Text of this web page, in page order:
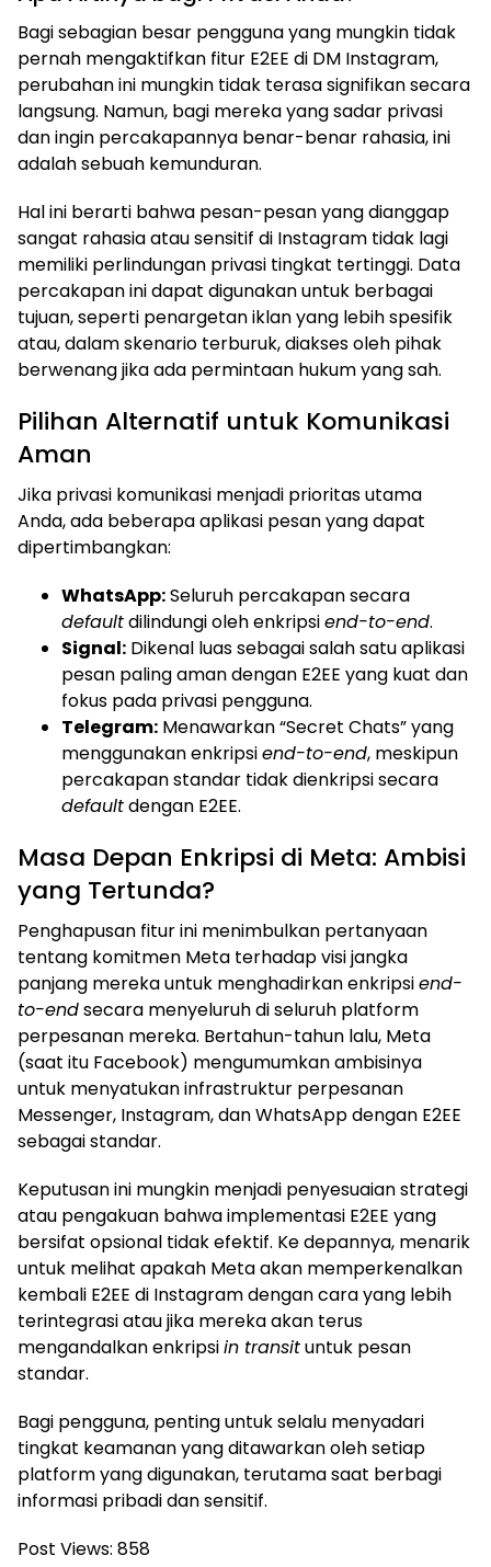
Bagi sebagian besar pengguna yang mungkin tidak
pernah mengaktifkan fitur E2EE di DM Instagram,
perubahan ini mungkin tidak terasa signifikan secara
langsung. Namun, bagi mereka yang sadar privasi
dan ingin percakapannya benar-benar rahasia, ini
adalah sebuah kemunduran.
Hal ini berarti bahwa pesan-pesan yang dianggap
sangat rahasia atau sensitif di Instagram tidak lagi
memiliki perlindungan privasi tingkat tertinggi. Data
percakapan ini dapat digunakan untuk berbagai
tujuan, seperti penargetan iklan yang lebih spesifik
atau, dalam skenario terburuk, diakses oleh pihak
berwenang jika ada permintaan hukum yang sah.
Pilihan Alternatif untuk Komunikasi
Aman
Jika privasi komunikasi menjadi prioritas utama
Anda, ada beberapa aplikasi pesan yang dapat
dipertimbangkan:
WhatsApp:Seluruh percakapan secara
defaultdilindungi oleh enkripsiend-to-end.
Signal: Dikenal luas sebagai salah satu aplikasi
pesan paling aman dengan E2EE yang kuat dan
fokus pada privasi pengguna.
Telegram: Menawarkan “Secret Chats” yang
menggunakan enkripsiend-to-end, meskipun
percakapan standar tidak dienkripsi secara
defaultdengan E2EE.
Masa Depan Enkripsi di Meta: Ambisi
yang Tertunda?
Penghapusan fitur ini menimbulkan pertanyaan
tentang komitmen Meta terhadap visi jangka
panjang mereka untuk menghadirkan enkripsiend-
to-endsecara menyeluruh di seluruh platform
perpesanan mereka. Bertahun-tahun lalu, Meta
(saat itu Facebook) mengumumkan ambisinya
untuk menyatukan infrastruktur perpesanan
Messenger, Instagram, dan WhatsApp dengan E2EE
sebagai standar.
Keputusan ini mungkin menjadi penyesuaian strategi
atau pengakuan bahwa implementasi E2EE yang
bersifat opsional tidak efektif. Ke depannya, menarik
untuk melihat apakah Meta akan memperkenalkan
kembali E2EE di Instagram dengan cara yang lebih
terintegrasi atau jika mereka akan terus
mengandalkan enkripsiin transituntuk pesan
standar.
Bagi pengguna, penting untuk selalu menyadari
tingkat keamanan yang ditawarkan oleh setiap
platform yang digunakan, terutama saat berbagi
informasi pribadi dan sensitif.
Post Views: 858